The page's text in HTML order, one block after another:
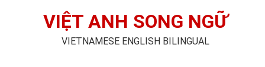
VIỆT ANH SONG NGỮ
VIETNAMESE ENGLISH BILINGUAL